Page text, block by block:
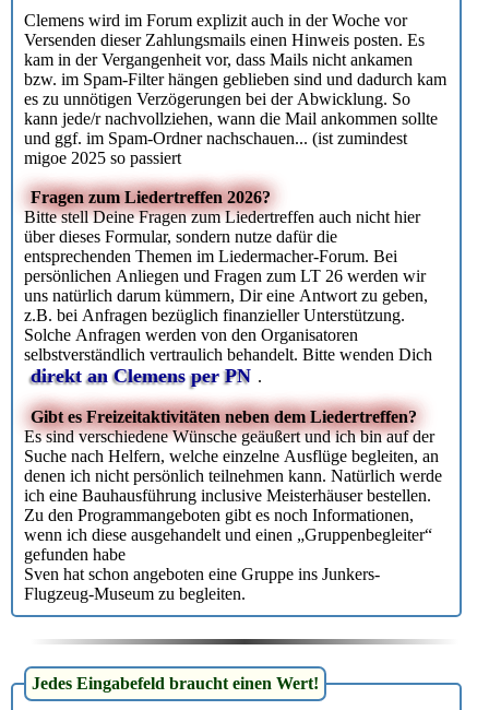
Clemens wird im Forum explizit auch in der Woche vor
Versenden dieser Zahlungsmails einen Hinweis posten. Es
kam in der Vergangenheit vor, dass Mails nicht ankamen
bzw. im Spam-Filter hängen geblieben sind und dadurch kam
es zu unnötigen Verzögerungen bei der Abwicklung. So
kann jede/r nachvollziehen, wann die Mail ankommen sollte
und ggf. im Spam-Ordner nachschauen... (ist zumindest
migoe 2025 so passiert
Fragen zum Liedertreffen 2026?
Bitte stell Deine Fragen zum Liedertreffen auch nicht hier
über dieses Formular, sondern nutze dafür die
entsprechenden Themen im Liedermacher-Forum. Bei
persönlichen Anliegen und Fragen zum LT 26 werden wir
uns natürlich darum kümmern, Dir eine Antwort zu geben,
z.B. bei Anfragen bezüglich finanzieller Unterstützung.
Solche Anfragen werden von den Organisatoren
selbstverständlich vertraulich behandelt. Bitte wenden Dich
direkt an Clemens per PN .
Gibt es Freizeitaktivitäten neben dem Liedertreffen?
Es sind verschiedene Wünsche geäußert und ich bin auf der
Suche nach Helfern, welche einzelne Ausflüge begleiten, an
denen ich nicht persönlich teilnehmen kann. Natürlich werde
ich eine Bauhausführung inclusive Meisterhäuser bestellen.
Zu den Programmangeboten gibt es noch Informationen,
wenn ich diese ausgehandelt und einen „Gruppenbegleiter“
gefunden habe
Sven hat schon angeboten eine Gruppe ins Junkers-
Flugzeug-Museum zu begleiten.
Jedes Eingabefeld braucht einen Wert!